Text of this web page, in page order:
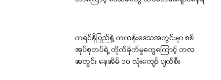
ကရင်နီပြည်နဲ့ ကယန်းဒေသအတွင်းမှာ စစ်
အုပ်စုတပ်ရဲ့ တိုက်ခိုက်မှုတွေကြောင့် တလ
အတွင်း နေအိမ် ၁၀ လုံးကျော် ပျက်စီး